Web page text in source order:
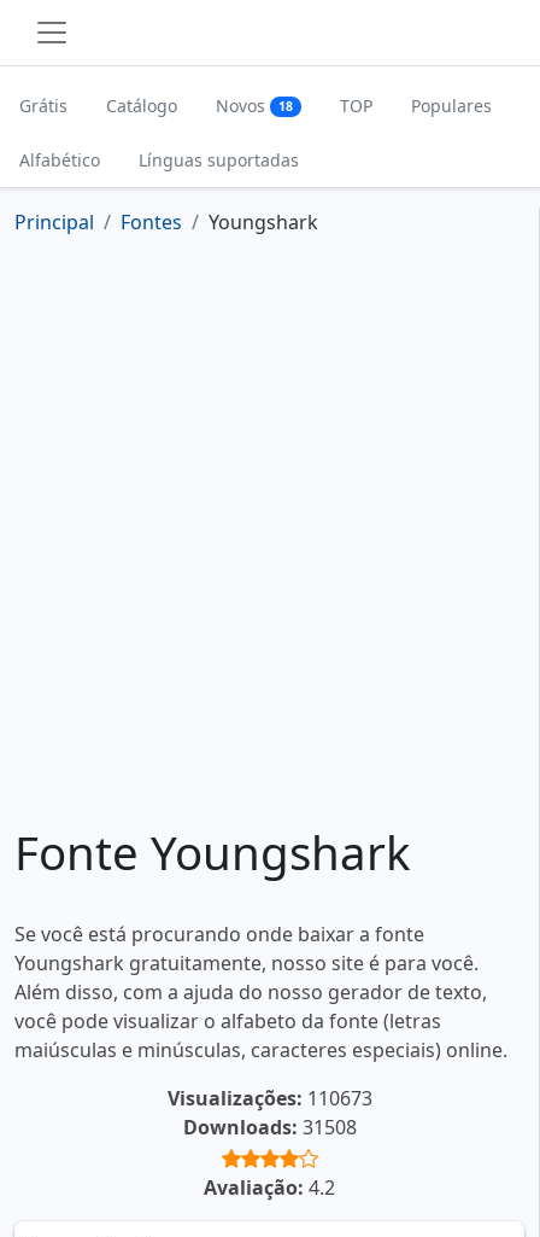
Grátis Catálogo Novos 18 TOP Populares
Alfabético Línguas suportadas
Principal Fontes Youngshark
Fonte Youngshark
Se você está procurando onde baixar a fonte
Youngshark gratuitamente, nosso site é para você.
Além disso, com a ajuda do nosso gerador de texto,
você pode visualizar o alfabeto da fonte (letras
maiúsculas e minúsculas, caracteres especiais) online.
Visualizações: 110673
Downloads: 31508
Avaliação: 4.2